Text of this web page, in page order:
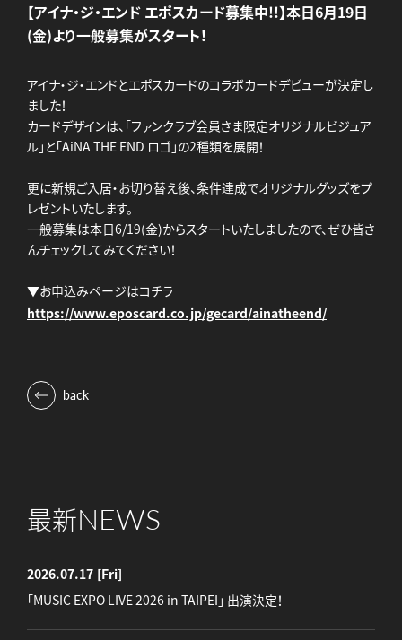
【アイナ・ジ・エンド エポスカード募集中!!】本日6月19日
(金)より一般募集がスタート！
アイナ・ジ・エンドとエポスカードのコラボカードデビューが決定し
ました！
カードデザインは、「ファンクラブ会員さま限定オリジナルビジュア
ル」と「AiNA THE END ロゴ」の2種類を展開！
更に新規ご入居・お切り替え後、条件達成でオリジナルグッズをプ
レゼントいたします。
一般募集は本日6/19(金)からスタートいたしましたので、ぜひ皆さ
んチェックしてみてください！
▼お申込みページはコチラ
https://www.eposcard.co.jp/gecard/ainatheend/
back
最新NEWS
2026.07.17 [Fri]
「MUSIC EXPO LIVE 2026 in TAIPEI」 出演決定！